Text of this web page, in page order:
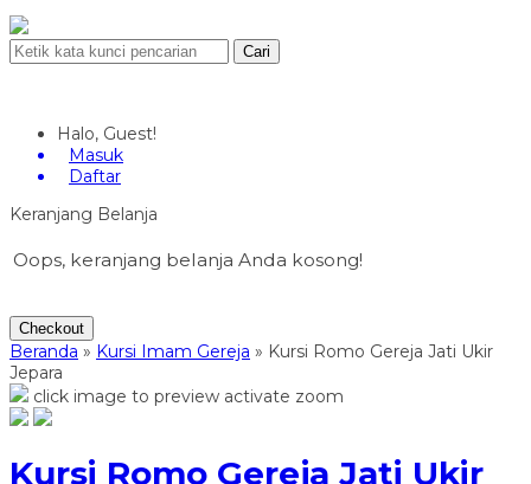
Cari
Halo, Guest!
Masuk
Daftar
Keranjang Belanja
Oops, keranjang belanja Anda kosong!
Checkout
Beranda » Kursi Imam Gereja » Kursi Romo Gereja Jati Ukir
Jepara
click image to preview activate zoom
Kursi Romo Gereja Jati Ukir